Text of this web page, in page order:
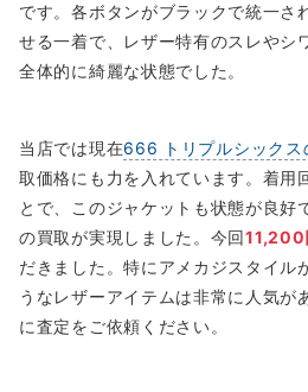
です。各ボタンがブラックで統一さ
せる一着で、レザー特有のスレやシ
全体的に綺麗な状態でした。
当店では現在666 トリプルシックス
取価格にも力を入れています。着用
とで、このジャケットも状態が良好
の買取が実現しました。今回11,200
だきました。特にアメカジスタイル
うなレザーアイテムは非常に人気が
に査定をご依頼ください。